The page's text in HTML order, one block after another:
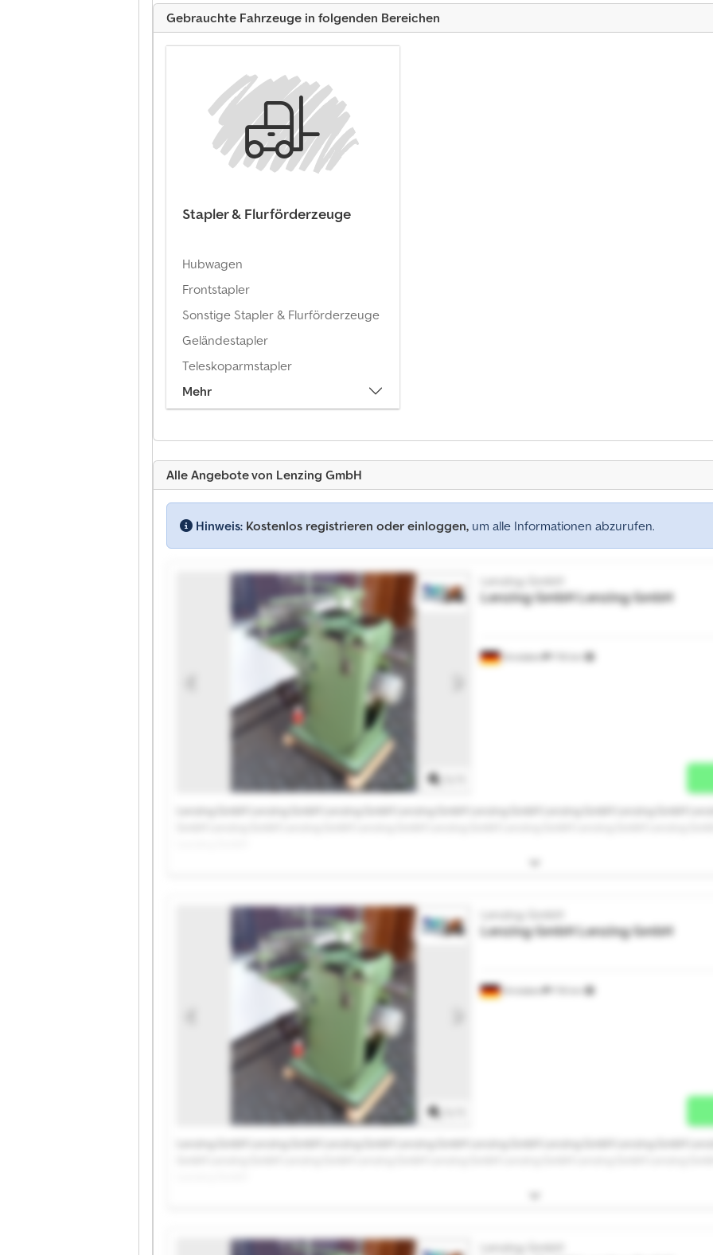
Gebrauchte Fahrzeuge in folgenden Bereichen
Stapler & Flurförderzeuge
Hubwagen
Frontstapler
Sonstige Stapler & Flurförderzeuge
Geländestapler
Teleskoparmstapler
Mehr
Alle Angebote von Lenzing GmbH
Hinweis: Kostenlos registrieren oder einloggen, um alle Informationen abzurufen.
Dinslaken
Lenzing GmbH
Lenzing GmbHLenzing GmbH
Dinslaken
Lenzing GmbH
Lenzing GmbHLenzing GmbH
Lenzing GmbH